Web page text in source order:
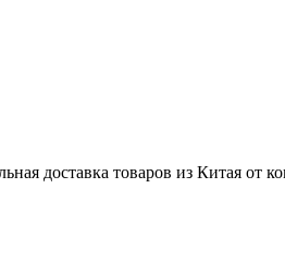
доставка товаров из Китая от